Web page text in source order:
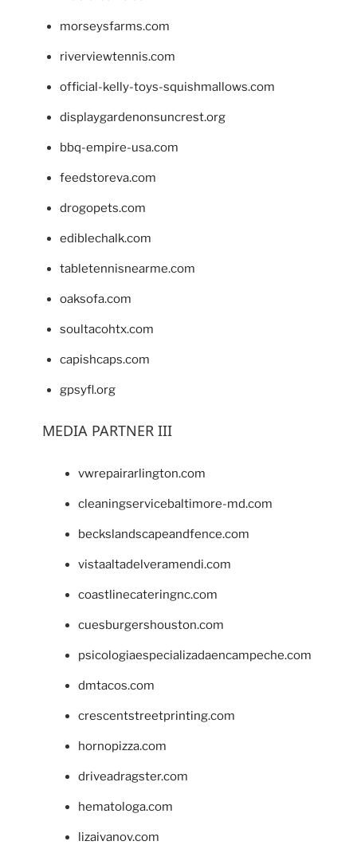
morseysfarms.com
riverviewtennis.com
official-kelly-toys-squishmallows.com
displaygardenonsuncrest.org
bbq-empire-usa.com
feedstoreva.com
drogopets.com
ediblechalk.com
tabletennisnearme.com
oaksofa.com
soultacohtx.com
capishcaps.com
gpsyfl.org
MEDIA PARTNER III
vwrepairarlington.com
cleaningservicebaltimore-md.com
beckslandscapeandfence.com
vistaaltadelveramendi.com
coastlinecateringnc.com
cuesburgershouston.com
psicologiaespecializadaencampeche.com
dmtacos.com
crescentstreetprinting.com
hornopizza.com
driveadragster.com
hematologa.com
lizaivanov.com